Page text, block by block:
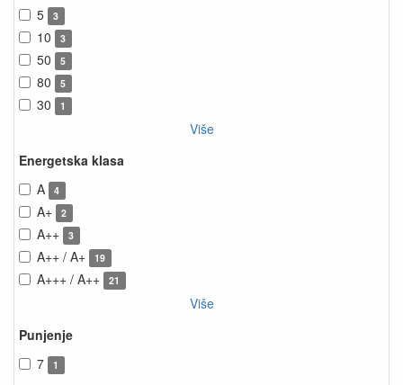
5 3
10 3
50 5
80 5
30 1
Više
Energetska klasa
A
4
A+ 2
A++ 3
A++ / A+ 19
A+++ / A++ 21
Više
Punjenje
7
1